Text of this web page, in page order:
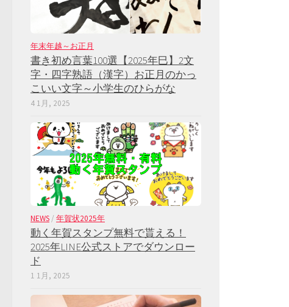
年末年越～お正月
書き初め言葉100選【2025年巳】2文
字・四字熟語（漢字）お正月のかっ
こいい文字～小学生のひらがな
4 1月, 2025
NEWS / 年賀状2025年
動く年賀スタンプ無料で貰える！
2025年LINE公式ストアでダウンロー
ド
1 1月, 2025